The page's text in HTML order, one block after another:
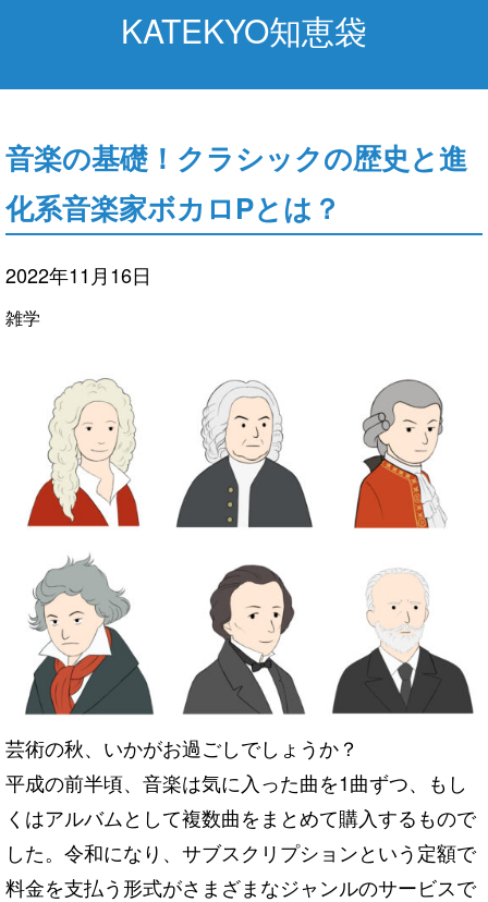
KATEKYO知恵袋
音楽の基礎！クラシックの歴史と進
化系音楽家ボカロPとは？
2022年11月16日
雑学
芸術の秋、いかがお過ごしでしょうか？
平成の前半頃、音楽は気に入った曲を1曲ずつ、もし
くはアルバムとして複数曲をまとめて購入するもので
した。令和になり、サブスクリプションという定額で
料金を支払う形式がさまざまなジャンルのサービスで